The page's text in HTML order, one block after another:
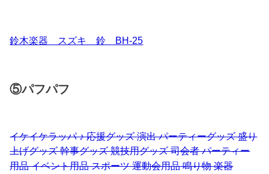
鈴木楽器 スズキ 鈴 BH-25
⑤パフパフ
イケイケラッパ ♪ 応援グッズ 演出 パーティーグッズ 盛り
上げグッズ 幹事グッズ 競技用グッズ 司会者 パーティー
用品 イベント用品 スポーツ 運動会用品 鳴り物 楽器